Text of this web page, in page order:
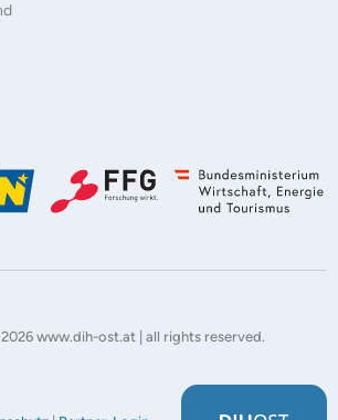
www.dih-ost.at | all rights reserved.